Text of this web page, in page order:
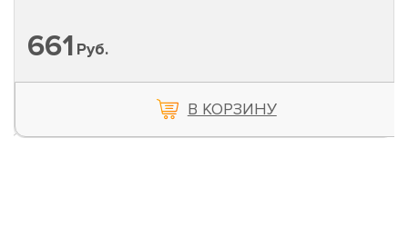
661 Руб.
В КОРЗИНУ